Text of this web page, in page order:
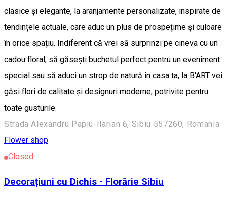
clasice și elegante, la aranjamente personalizate, inspirate de
tendințele actuale, care aduc un plus de prospețime și culoare
în orice spațiu. Indiferent că vrei să surprinzi pe cineva cu un
cadou floral, să găsești buchetul perfect pentru un eveniment
special sau să aduci un strop de natură în casa ta, la B'ART vei
găsi flori de calitate și designuri moderne, potrivite pentru
toate gusturile.
Strada Alexandru Papiu-Ilarian 6, Sibiu 557260, Romania
Flower shop
Closed
Decorațiuni cu Dichis - Florărie Sibiu